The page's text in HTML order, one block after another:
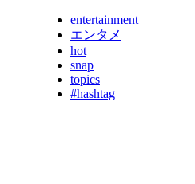
entertainment
エンタメ
hot
snap
topics
#hashtag